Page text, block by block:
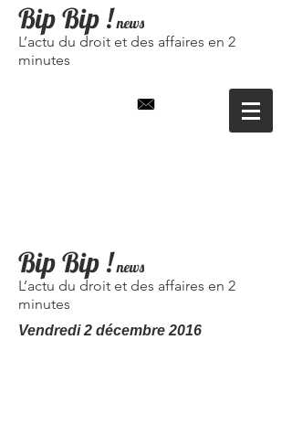
Bip Bip ! news
L’actu du droit et des affaires en 2
minutes
Bip Bip ! news
L’actu du droit et des affaires en 2
minutes
Vendredi 2 décembre 2016